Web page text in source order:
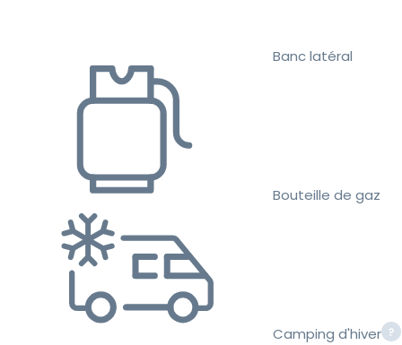
Banc latéral
Bouteille de gaz
Camping d'hiver